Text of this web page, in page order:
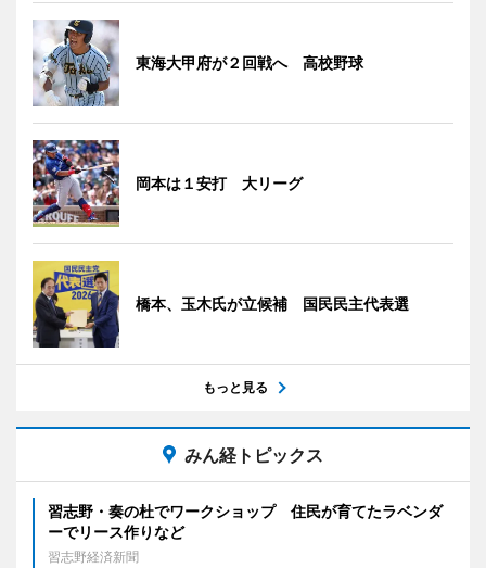
東海大甲府が２回戦へ 高校野球
岡本は１安打 大リーグ
橋本、玉木氏が立候補 国民民主代表選
もっと見る
みん経トピックス
習志野・奏の杜でワークショップ 住民が育てたラベンダ
ーでリース作りなど
習志野経済新聞